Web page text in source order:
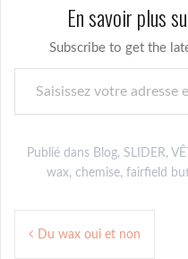
En savoir plus
Subscribe to get the
Saisissez votre adresse e-mail…
Publié dans Blog, SLIDER,
wax, chemise, fairfield
Navigation
Du wax oui et non